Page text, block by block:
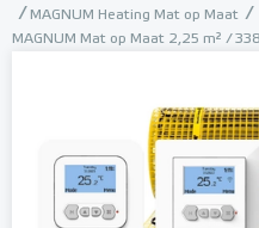
MAGNUM Heating Mat op Maat
MAGNUM Mat op Maat 2,25 m² /